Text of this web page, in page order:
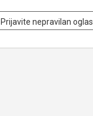
Prijavite nepravilan oglas